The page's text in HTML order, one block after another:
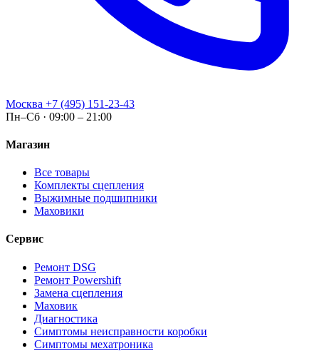
Москва +7 (495) 151-23-43
Пн–Сб · 09:00 – 21:00
Магазин
Все товары
Комплекты сцепления
Выжимные подшипники
Маховики
Сервис
Ремонт DSG
Ремонт Powershift
Замена сцепления
Маховик
Диагностика
Симптомы неисправности коробки
Симптомы мехатроника